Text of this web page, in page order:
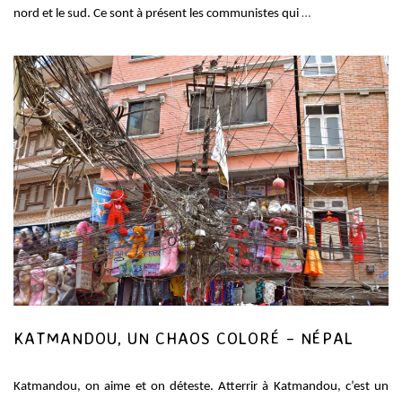
nord et le sud. Ce sont à présent les communistes qui …
KATMANDOU, UN CHAOS COLORÉ – NÉPAL
Katmandou, on aime et on déteste. Atterrir à Katmandou, c’est un